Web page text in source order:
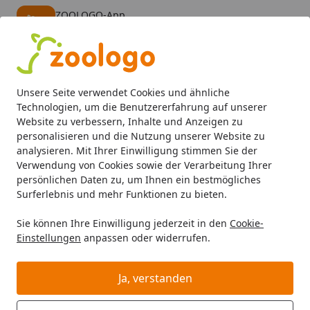
Unsere Seite verwendet Cookies und ähnliche
Technologien, um die Benutzererfahrung auf unserer
Website zu verbessern, Inhalte und Anzeigen zu
personalisieren und die Nutzung unserer Website zu
analysieren. Mit Ihrer Einwilligung stimmen Sie der
Verwendung von Cookies sowie der Verarbeitung Ihrer
persönlichen Daten zu, um Ihnen ein bestmögliches
Surferlebnis und mehr Funktionen zu bieten.
Sie können Ihre Einwilligung jederzeit in den Cookie-
Einstellungen anpassen oder widerrufen.
Ja, verstanden
ZOOLOGO-App
Alle Produkte
Mein Konto
Suchen
Startseite
Hund Hundemobiliar Hundekennel NOBBY Traveller
NOBBY Traveller EXTEND